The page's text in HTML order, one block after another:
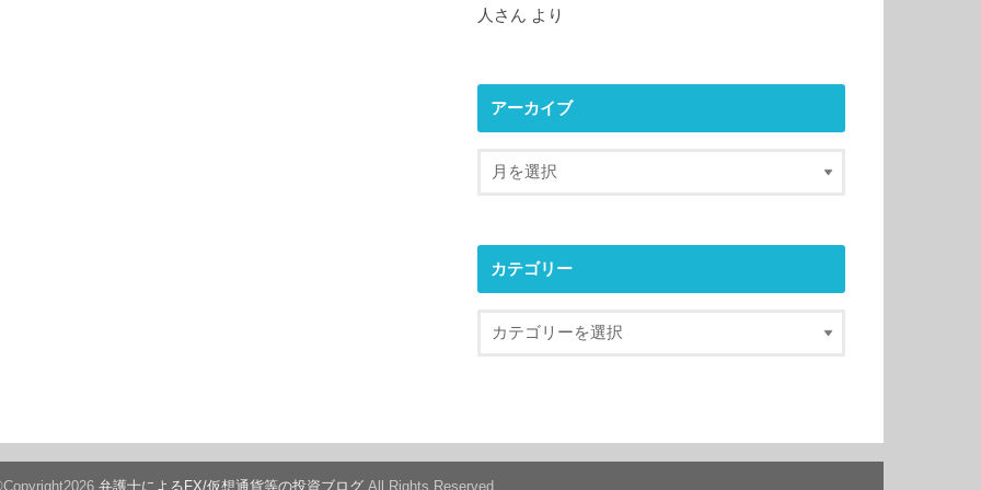
人さん より
アーカイブ
カテゴリー
弁護士によるFX/仮想通貨等の投資ブログ .All Rights Reserved.